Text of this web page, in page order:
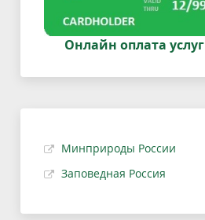
Онлайн оплата услуг
Минприроды России
Заповедная Россия